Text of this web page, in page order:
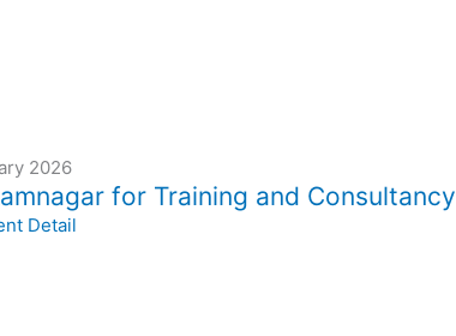
2026
for Training and Consultancy
Detail